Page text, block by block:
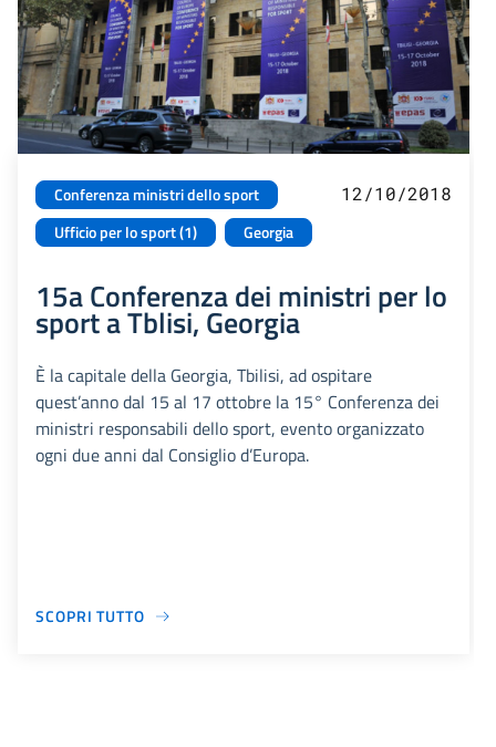
Conferenza ministri dello sport
Ufficio per lo sport (1)
Georgia
12/10/2018
15a Conferenza dei ministri per lo
sport a Tblisi, Georgia
È la capitale della Georgia, Tbilisi, ad ospitare
quest’anno dal 15 al 17 ottobre la 15° Conferenza dei
ministri responsabili dello sport, evento organizzato
ogni due anni dal Consiglio d’Europa.
SCOPRI TUTTO